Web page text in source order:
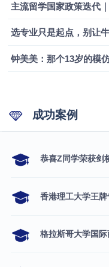
主流留学国家政策迭代
选专业只是起点，别让
成功案例
恭喜Z同学荣获剑
香港理工大学王
格拉斯哥大学国